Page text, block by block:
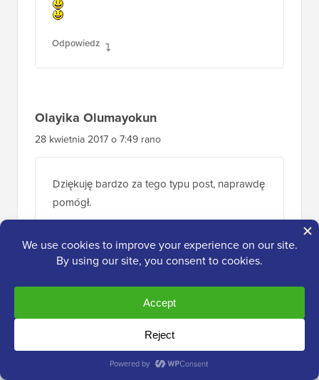
Odpowiedz
Olayika Olumayokun
28 kwietnia 2017 o 7:49 rano
Dziękuję bardzo za tego typu post, naprawdę
pomógł.